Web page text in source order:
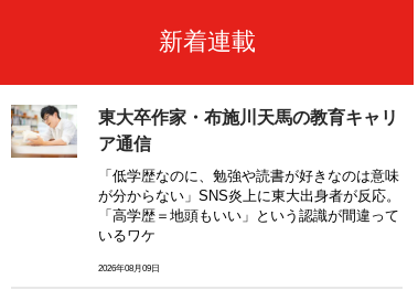
新着連載
東大卒作家・布施川天馬の教育キャリ
ア通信
「低学歴なのに、勉強や読書が好きなのは意味
が分からない」SNS炎上に東大出身者が反応。
「高学歴＝地頭もいい」という認識が間違って
いるワケ
2026年08月09日